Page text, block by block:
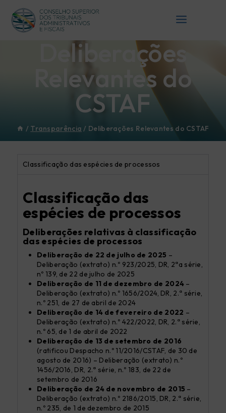
Deliberações
Relevantes do
CSTAF
/ Transparência / Deliberações Relevantes do CSTAF
Classificação das espécies de processos
Classificação das
espécies de processos
Deliberações relativas à classificação
das espécies de processos
Deliberação de 22 de julho de 2025 –
Deliberação (extrato) n.º 923/2025, DR, 2ªa série,
nº 139, de 22 de julho de 2025
Deliberação de 11 de dezembro de 2024 –
Deliberação (extrato) n.º 1656/2024, DR, 2.ª série,
n.º 251, de 27 de abril de 2024
Deliberação de 14 de fevereiro de 2022 –
Deliberação (extrato) n.º 422/2022, DR, 2.ª série,
n.º 65, de 1 de abril de 2022
Deliberação de 13 de setembro de 2016
(ratificou Despacho n.º 11/2016/CSTAF, de 30 de
agosto de 2016) – Deliberação (extrato) n.º
1456/2016, DR, 2.ª série, n.º 183, de 22 de
setembro de 2016
Deliberação de 24 de novembro de 2015 –
Deliberação (extrato) n.º 2186/2015, DR, 2.ª série,
n.º 235, de 1 de dezembro de 2015